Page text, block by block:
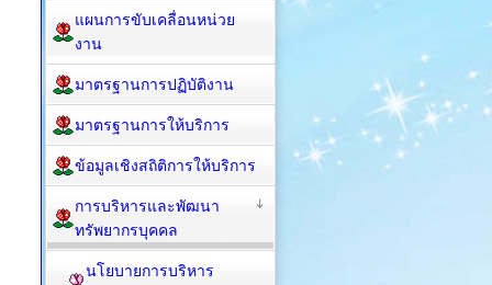
แผนการขับเคลื่อนหน่วย
งาน
มาตรฐานการปฏิบัติงาน
มาตรฐานการให้บริการ
ข้อมูลเชิงสถิติการให้บริการ
การบริหารและพัฒนา
ทรัพยากรบุคคล
นโยบายการบริหาร